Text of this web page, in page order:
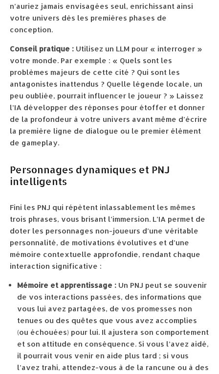
n’auriez jamais envisagées seul, enrichissant ainsi
votre univers dès les premières phases de
conception.
Conseil pratique : Utilisez un LLM pour « interroger »
votre monde. Par exemple : « Quels sont les
problèmes majeurs de cette cité ? Qui sont les
antagonistes inattendus ? Quelle légende locale, un
peu oubliée, pourrait influencer le joueur ? » Laissez
l’IA développer des réponses pour étoffer et donner
de la profondeur à votre univers avant même d’écrire
la première ligne de dialogue ou le premier élément
de gameplay.
Personnages dynamiques et PNJ
intelligents
Fini les PNJ qui répètent inlassablement les mêmes
trois phrases, vous brisant l’immersion. L’IA permet de
doter les personnages non-joueurs d’une véritable
personnalité, de motivations évolutives et d’une
mémoire contextuelle approfondie, rendant chaque
interaction significative :
Mémoire et apprentissage : Un PNJ peut se souvenir
de vos interactions passées, des informations que
vous lui avez partagées, de vos promesses non
tenues ou des quêtes que vous avez accomplies
(ou échouées) pour lui. Il ajustera son comportement
et son attitude en conséquence. Si vous l’avez aidé,
il pourrait vous venir en aide plus tard ; si vous
l’avez trahi, attendez-vous à de la rancune ou à des